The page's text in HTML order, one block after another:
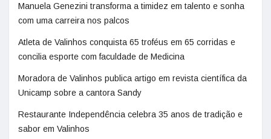
Manuela Genezini transforma a timidez em talento e sonha
com uma carreira nos palcos
Atleta de Valinhos conquista 65 troféus em 65 corridas e
concilia esporte com faculdade de Medicina
Moradora de Valinhos publica artigo em revista científica da
Unicamp sobre a cantora Sandy
Restaurante Independência celebra 35 anos de tradição e
sabor em Valinhos